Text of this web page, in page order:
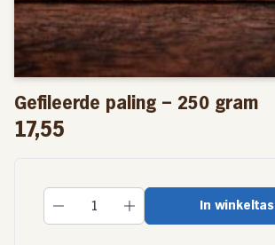
Gefileerde paling – 250 gram
17,55
In winkeltas